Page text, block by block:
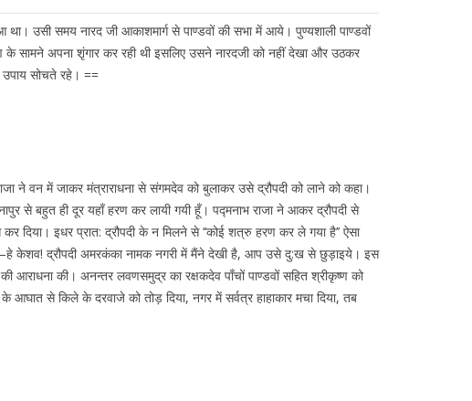
उसी समय नारद जी आकाशमार्ग से पाण्डवों की सभा में आये। पुण्यशाली पाण्डवों
सामने अपना शृंगार कर रही थी इसलिए उसने नारदजी को नहीं देखा और उठकर
उपाय सोचते रहे। ==
ने वन में जाकर मंत्राराधना से संगमदेव को बुलाकर उसे द्रौपदी को लाने को कहा।
से बहुत ही दूर यहाँ हरण कर लायी गयी हूँ। पद्मनाभ राजा ने आकर द्रौपदी से
इधर प्रात: द्रौपदी के न मिलने से ‘‘कोई शत्रु हरण कर ले गया है’’ ऐसा
केशव! द्रौपदी अमरकंका नामक नगरी में मैंने देखी है, आप उसे दु:ख से छुड़ाइये। इस
की। अनन्तर लवणसमुद्र का रक्षकदेव पाँचों पाण्डवों सहित श्रीकृष्ण को
से किले के दरवाजे को तोड़ दिया, नगर में सर्वत्र हाहाकार मचा दिया, तब